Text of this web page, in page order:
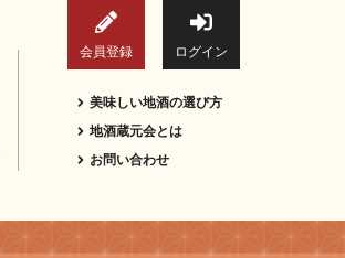
会員登録 ログイン
美味しい地酒の選び方
地酒蔵元会とは
お問い合わせ